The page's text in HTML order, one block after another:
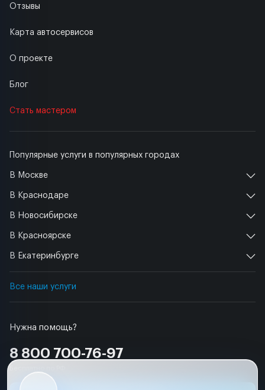
Нужна помощь?
8 800 700-76-97
Популярные услуги в популярных городах
В Москве
В Краснодаре
В Новосибирске
В Красноярске
В Екатеринбурге
Все наши услуги
Отзывы
Карта автосервисов
О проекте
Блог
Стать мастером